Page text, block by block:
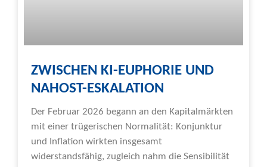
ZWISCHEN KI-EUPHORIE UND
NAHOST-ESKALATION
Der Februar 2026 begann an den Kapitalmärkten
mit einer trügerischen Normalität: Konjunktur
und Inflation wirkten insgesamt
widerstandsfähig, zugleich nahm die Sensibilität